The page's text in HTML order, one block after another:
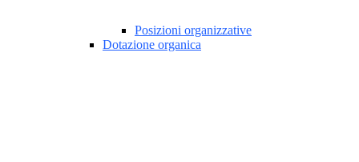
Posizioni organizzative
Dotazione organica